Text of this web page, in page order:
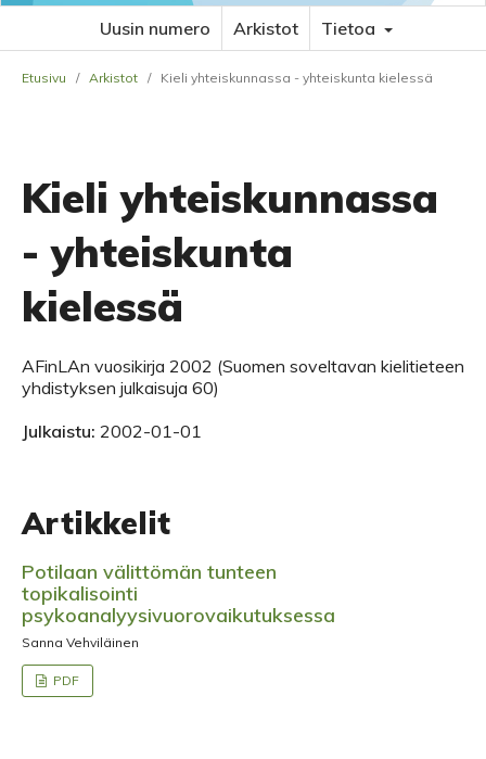
Uusin numero Arkistot Tietoa
Etusivu / Arkistot / Kieli yhteiskunnassa - yhteiskunta kielessä
Kieli yhteiskunnassa
- yhteiskunta
kielessä
AFinLAn vuosikirja 2002 (Suomen soveltavan kielitieteen
yhdistyksen julkaisuja 60)
Julkaistu: 2002-01-01
Artikkelit
Potilaan välittömän tunteen
topikalisointi
psykoanalyysivuorovaikutuksessa
Sanna Vehviläinen
PDF